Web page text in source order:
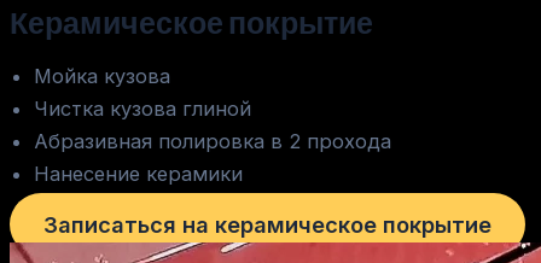
Керамическое покрытие
Мойка кузова
Чистка кузова глиной
Абразивная полировка в 2 прохода
Нанесение керамики
Записаться на керамическое покрытие